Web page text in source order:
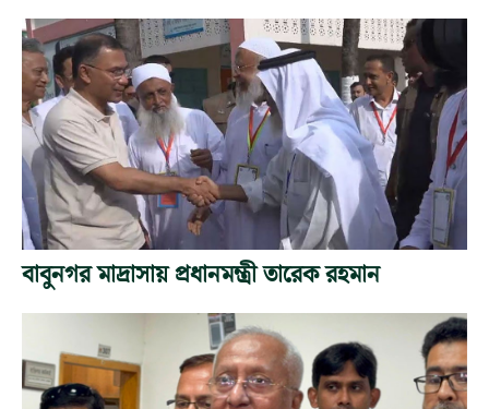
বাবুনগর মাদ্রাসায় প্রধানমন্ত্রী তারেক রহমান